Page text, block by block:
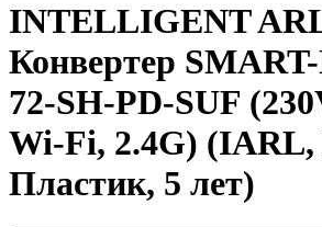
INTELLIGENT
Конвертер
72-SH-PD-SUF
Wi-Fi, 2.4G) (IARL,
Пластик, 5 лет)